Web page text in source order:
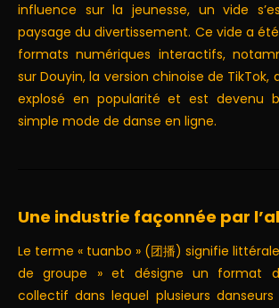
influence sur la jeunesse, un vide
paysage du divertissement. Ce vide a
formats numériques interactifs,
sur Douyin, la version chinoise de
explosé en popularité et est devenu
simple mode de danse en ligne.
Une industrie façonnée par
Le terme « tuanbo » (团播) signifie
de groupe » et désigne un format
collectif dans lequel plusieurs